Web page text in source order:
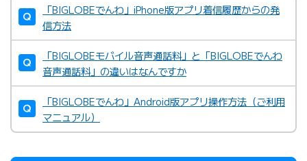
「BIGLOBEでんわ」iPhone版アプリ着信履歴からの発
信方法
「BIGLOBEモバイル音声通話料」と「BIGLOBEでんわ
音声通話料」の違いはなんですか
「BIGLOBEでんわ」Android版アプリ操作方法（ご利用
マニュアル）